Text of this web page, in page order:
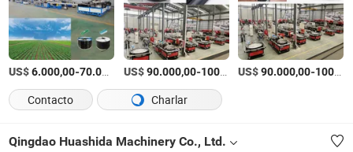
US$6.000,00-70.000,00 /Set
US$90.000,00-100.000,00 /Set
US$90.000,00-100.000,00
Contacto Charlar
Qingdao Huashida Machinery Co., Ltd.